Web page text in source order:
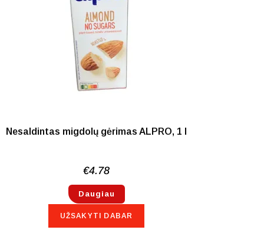
Nesaldintas migdolų gėrimas ALPRO, 1 l
€4.78
Daugiau
UŽSAKYTI DABAR